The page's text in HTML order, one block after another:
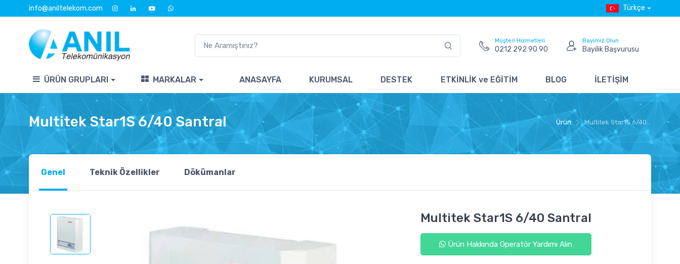
info@aniltelekom.com Türkçe
Müşteri Hizmetleri
0212 292 90 90
Bayimiz Olun
Bayilik Başvurusu
ÜRÜN GRUPLARI MARKALAR ANASAYFA KURUMSAL DESTEK ETKİNLİK ve EĞİTİM BLOG İLETİŞİM
Ürün Multitek Star1S 6/40...
Multitek Star1S 6/40 Santral
Genel Teknik Özellikler Dökümanlar
Multitek Star1S 6/40 Santral
Ürün Hakkında Operatör Yardımı Alın